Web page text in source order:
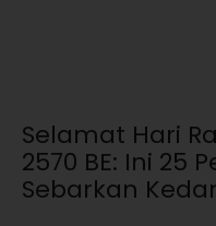
Selamat Hari
2570 BE: Ini 25
Sebarkan